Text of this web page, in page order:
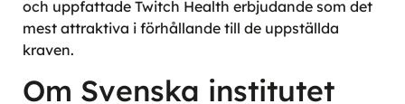
och uppfattade Twitch Health erbjudande som det
mest attraktiva i förhållande till de uppställda
kraven.
Om Svenska institutet